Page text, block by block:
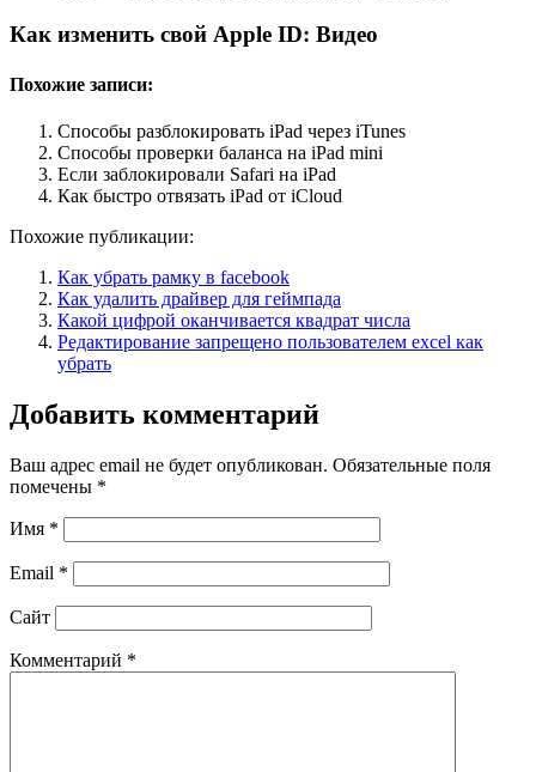
Как изменить свой Apple ID: Видео
Похожие записи:
Способы разблокировать iPad через iTunes
Способы проверки баланса на iPad mini
Если заблокировали Safari на iPad
Как быстро отвязать iPad от iCloud
Похожие публикации:
Как убрать рамку в facebook
Как удалить драйвер для геймпада
Какой цифрой оканчивается квадрат числа
Редактирование запрещено пользователем excel как
убрать
Добавить комментарий
Ваш адрес email не будет опубликован. Обязательные поля
помечены *
Имя *
Email *
Сайт
Комментарий *